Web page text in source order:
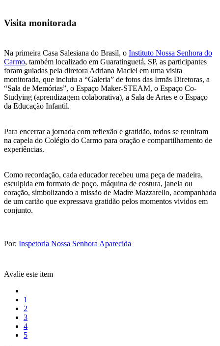
Visita monitorada
Na primeira Casa Salesiana do Brasil, o Instituto Nossa Senhora do
Carmo, também localizado em Guaratinguetá, SP, as participantes
foram guiadas pela diretora Adriana Maciel em uma visita
monitorada, que incluiu a “Galeria” de fotos das Irmãs Diretoras, a
“Sala de Memórias”, o Espaço Maker-STEAM, o Espaço Co-
Studying (aprendizagem colaborativa), a Sala de Artes e o Espaço
da Educação Infantil.
Para encerrar a jornada com reflexão e gratidão, todos se reuniram
na capela do Colégio do Carmo para oração e compartilhamento de
experiências.
Como recordação, cada educador recebeu uma peça de madeira,
esculpida em formato de poço, máquina de costura, janela ou
coração, simbolizando a missão de Madre Mazzarello, acompanhada
de um cartão que expressava gratidão pelos momentos vividos em
conjunto.
Por: Inspetoria Nossa Senhora Aparecida
Avalie este item
1
2
3
4
5